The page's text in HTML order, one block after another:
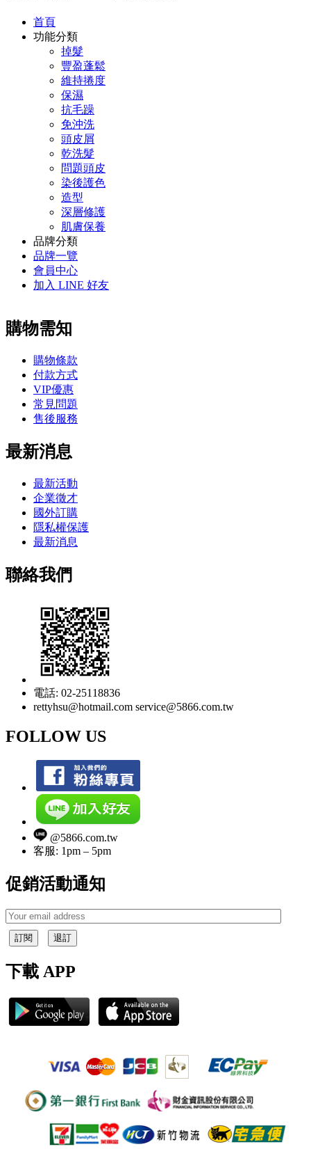
首頁
功能分類
掉髮
豐盈蓬鬆
維持捲度
保濕
抗毛躁
免沖洗
頭皮屑
乾洗髮
問題頭皮
染後護色
造型
深層修護
肌膚保養
品牌分類
品牌一覽
會員中心
加入 LINE 好友
購物需知
購物條款
付款方式
VIP優惠
常見問題
售後服務
最新消息
最新活動
企業徵才
國外訂購
隱私權保護
最新消息
聯絡我們
電話: 02-25118836
rettyhsu@hotmail.com service@5866.com.tw
FOLLOW US
@5866.com.tw
客服: 1pm – 5pm
促銷活動通知
訂閱 退訂
下載 APP